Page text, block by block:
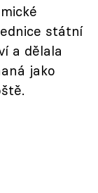
státní
a dělala
jako